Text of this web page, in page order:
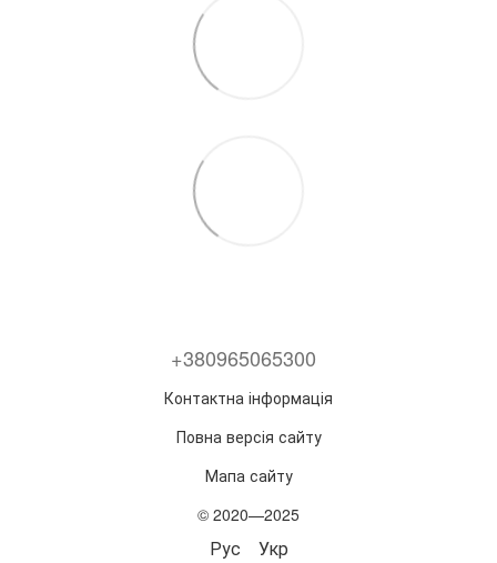
+380965065300
Контактна інформація
Повна версія сайту
Мапа сайту
© 2020—2025
Рус Укр